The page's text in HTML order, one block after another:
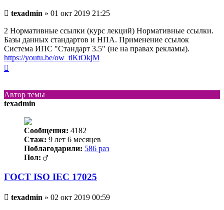
Непрочитанное
texadmin » 01 окт 2019 21:25
2 Нормативные ссылки (курс лекций) Нормативные ссылки.
Базы данных стандартов и НПА. Применение ссылок
Система ИПС "Стандарт 3.5" (не на правах рекламы).
https://youtu.be/ow_tiKtOkjM
Автор темы
texadmin
Сообщения: 4182
Стаж: 9 лет 6 месяцев
Поблагодарили: 586 раз
Пол:
ГОСТ ISO IEC 17025
Непрочитанное
texadmin » 02 окт 2019 00:59